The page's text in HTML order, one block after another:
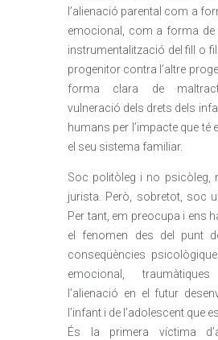
l’alienació parental com a
emocional, com a forma de
instrumentalització del fill o
progenitor contra l’altre
forma clara de
vulneració dels drets dels
humans per l’impacte que té
el seu sistema familiar.
Soc politòleg i no psicòleg,
jurista. Però, sobretot, soc
Per tant, em preocupa i ens
el fenomen des del punt
conseqüències
emocional,
l’alienació en el futur
l’infant i de l’adolescent que
És la primera víctima